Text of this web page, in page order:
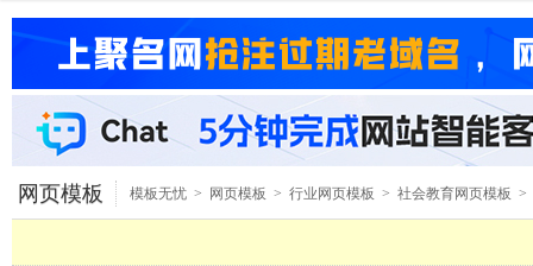
网页模板 模板无忧 > 网页模板 > 行业网页模板 > 社会教育网页模板 >